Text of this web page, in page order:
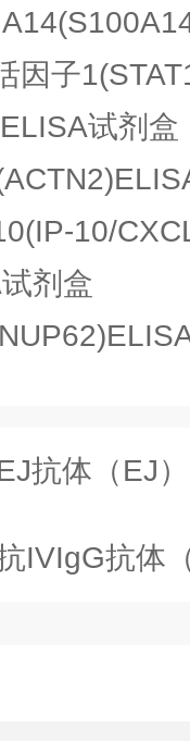
因子
试剂盒
10/
剂盒
抗体（EJ
IVIgG抗体